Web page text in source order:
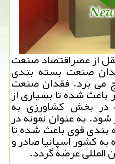
از عصراقتصاد صنعت
صنعت بسته بندی
می برد. فقدان صنعت
شده تا بسیاری از
در بخش كشاورزی به
به عنوان نمونه در
بندی قوی باعث شده تا
كشور اسپانیا صادر و
المللی عرضه گردد.